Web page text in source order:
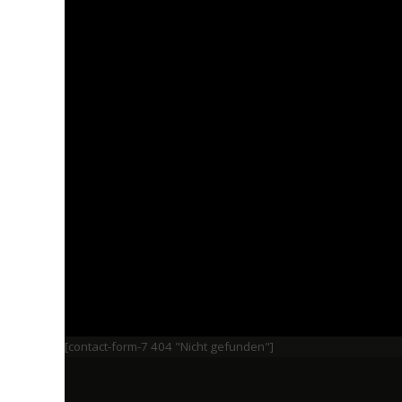
[contact-form-7 404 "Nicht gefunden"]